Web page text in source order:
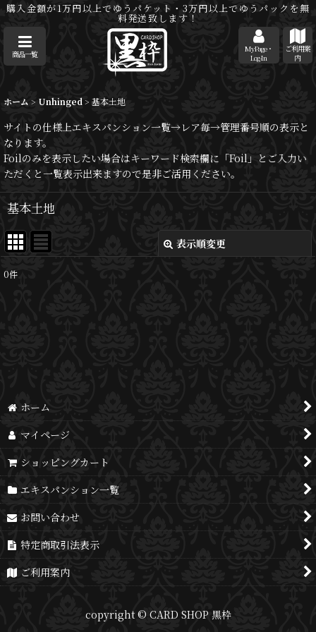
購入金額が1万円以上でゆうパケット・3万円以上でゆうパックを無
料発送致します！
商品一覧
MyPage・
Log-In
ご利用案
内
ホーム > Unhinged > 基本土地
サイトの仕様上エキスパンション一覧→レア毎→管理番号順の表示と
なります。
Foilのみを表示したい場合はキーワード検索欄に「Foil」とご入力い
ただくと一覧表示出来ますので是非ご活用ください。
基本土地
表示順変更
表示数
0件
ホーム
マイページ
ショッピングカート
エキスパンション一覧
お問い合わせ
特定商取引法表示
ご利用案内
copyright © CARD SHOP 黒枠